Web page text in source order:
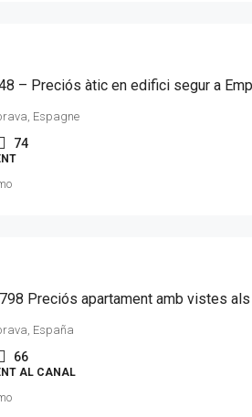
Espagne
74
España
66
AL CANAL